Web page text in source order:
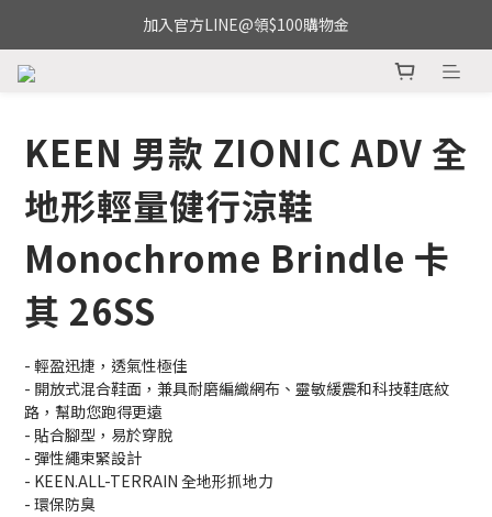
加入官方LINE@領$100購物金
KEEN 男款 ZIONIC ADV 全
地形輕量健行涼鞋
Monochrome Brindle 卡
其 26SS
- 輕盈迅捷，透氣性極佳
- 開放式混合鞋面，兼具耐磨編織網布、靈敏緩震和科技鞋底紋
路，幫助您跑得更遠
- 貼合腳型，易於穿脫
- 彈性繩束緊設計
- KEEN.ALL-TERRAIN 全地形抓地力
- 環保防臭